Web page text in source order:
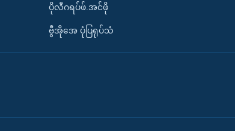
ပိုလီဂရပ်ဖ်.အင်ဖို
ဗွီအိုအေ ပုံပြရုပ်သံ